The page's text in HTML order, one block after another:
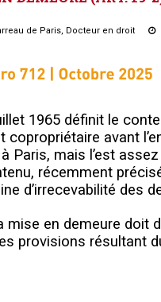
de Paris, Docteur en droit
1965 définit le
avant
Paris, mais l’est
récemment
d’irrecevabilité des
mise en demeure
provisions résultant